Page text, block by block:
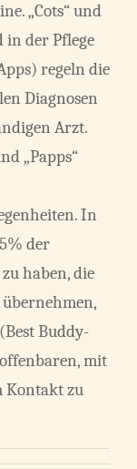
„Cots“ und
in der Pflege
regeln die
Diagnosen
Arzt.
„Papps“
In
der
haben, die
Buddy-
mit
Kontakt zu